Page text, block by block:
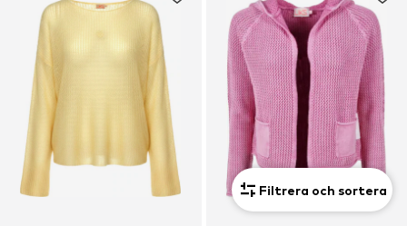
Filtrera och sortera